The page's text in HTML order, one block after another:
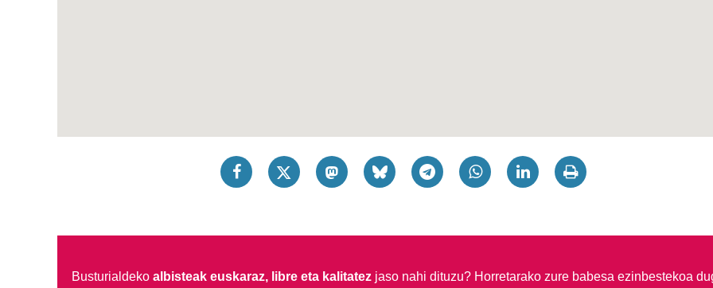
Busturialdeko albisteak euskaraz, libre eta kalitatezjaso nahi dituzu? Horretarako zure babesa ezinbestekoa